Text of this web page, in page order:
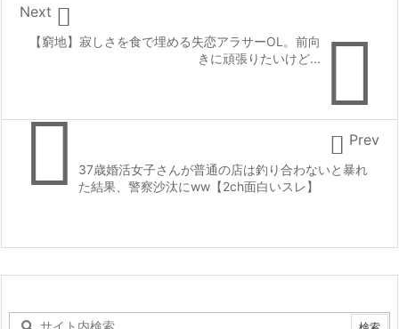

【窮地】寂しさを食で埋める失恋アラサーOL。前向
きに頑張りたいけど...

Next
 37歳婚活女子さんが普通の店は釣り合わないと暴れ
た結果、警察沙汰にww【2ch面白いスレ】
 Prev